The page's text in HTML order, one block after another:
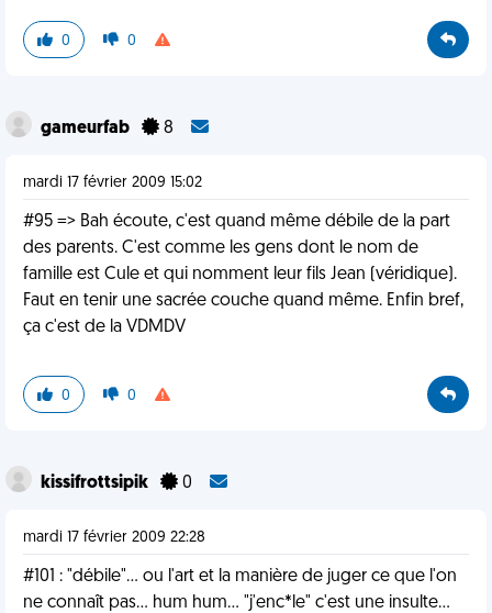
0 0
gameurfab 8
mardi 17 février 2009 15:02
#95 => Bah écoute, c'est quand même débile de la part
des parents. C'est comme les gens dont le nom de
famille est Cule et qui nomment leur fils Jean (véridique).
Faut en tenir une sacrée couche quand même. Enfin bref,
ça c'est de la VDMDV
0 0
kissifrottsipik 0
mardi 17 février 2009 22:28
#101 : "débile"... ou l'art et la manière de juger ce que l'on
ne connaît pas... hum hum... "j'enc*le" c'est une insulte...